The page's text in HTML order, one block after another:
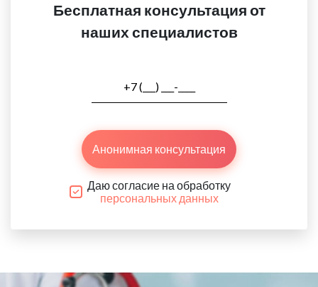
Бесплатная консультация от
наших специалистов
Анонимная консультация
Даю согласие на обработку
персональных данных